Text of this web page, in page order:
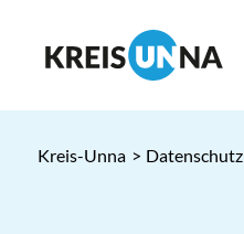
Kreis-Unna > Datenschutz